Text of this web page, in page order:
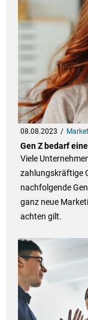
08.08.2023
Gen Z bedarf
Viele
zahlungskräftige
nachfolgende
ganz neue
achten gilt.